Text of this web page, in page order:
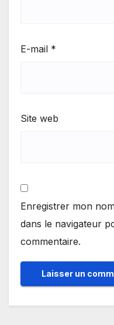
E-mail *
Site web
Enregistrer mon
dans le navigateur
commentaire.